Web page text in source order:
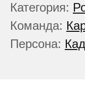
Категория:
Команда:
Персона: